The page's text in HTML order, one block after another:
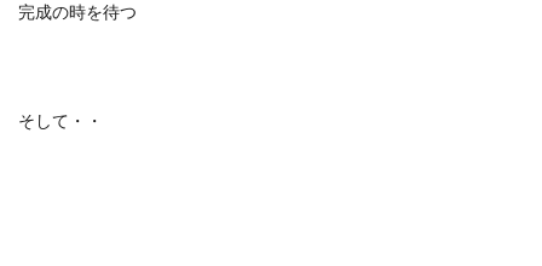
完成の時を待つ
そして・・